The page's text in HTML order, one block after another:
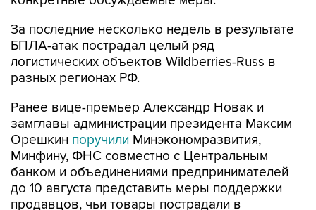
Фото: Андрей Гордеев/Ведомости/ТАСС
Москва. 6 августа. INTERFAX.RU - Налоговые
отсрочки и рассрочки прорабатываются в
качестве одной из возможных мер поддержки
предпринимателей, чьи товары пострадали на
логистических объектах Wildberries-Russ
вследствие БПЛА-атак, сообщил журналистам
статс-секретарь - замминистра финансов РФ
Алексей Сазанов в кулуарах Евразийского
межправсовета (ЕМПС).